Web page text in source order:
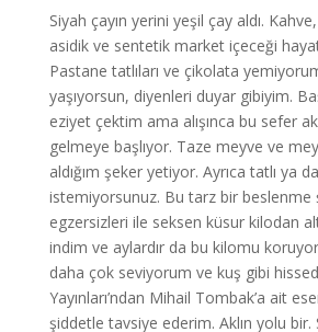
Siyah çayın yerini yeşil çay aldı.
asidik ve sentetik market içeceği
Pastane tatlıları ve çikolata
yaşıyorsun, diyenleri duyar gibiyim.
eziyet çektim ama alışınca bu sefer
gelmeye başlıyor. Taze meyve ve
aldığım şeker yetiyor. Ayrıca tatlı ya
istemiyorsunuz. Bu tarz bir beslenme
egzersizleri ile seksen küsur kilodan
indim ve aylardır da bu kilomu
daha çok seviyorum ve kuş gibi
Yayınları’ndan Mihail Tombak’a ait
şiddetle tavsiye ederim. Aklın yolu bir.